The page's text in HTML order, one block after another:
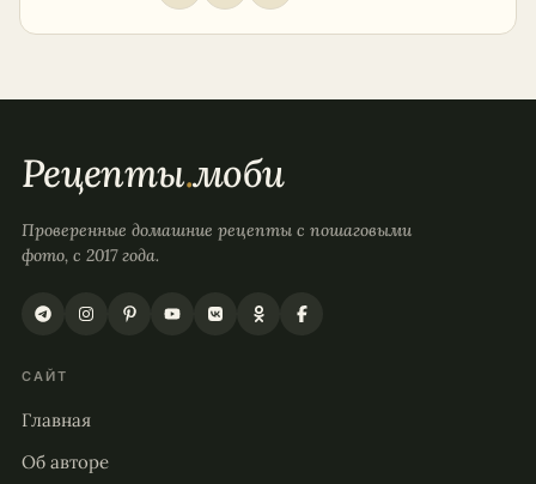
Рецепты.моби
Проверенные домашние рецепты с пошаговыми
фото, с 2017 года.
САЙТ
Главная
Об авторе